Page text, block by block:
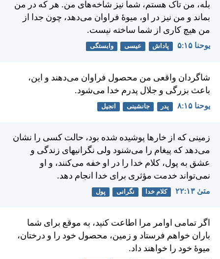
بله، من تاک هستم، شما نيز شاخه‌های من. هر كه در من
بماند و من نيز در او، ميوهٔ فراوان می‌دهد، چون جدا از
من هيچ كاری از شما ساخته نيست.
يوحنا ۱۵:‏۵ پاداش عیسی وابستگی
شاگردان واقعی من محصول فراوان می‌دهند و اين،
باعث بزرگی و جلال پدرم خدا می‌شود.
يوحنا ۱۵:‏۸ پدر جانشینی انجیل
زمينی كه از خارها پوشيده شده بود، حالت كسی را نشان
می‌دهد كه پيغام را می‌شنود ولی نگرانيهای زندگی و
عشق به پول، كلام خدا را در او خفه می‌كنند، و او
نمی‌تواند خدمت مؤثری برای خدا انجام دهد.
متی‌ٰ ۱۳:‏۲۲ کلام خدا نگرانی پول
اگر تمامی اوامر مرا اطاعت كنيد، به موقع برای شما
باران خواهم فرستاد و زمين، محصول خود را و درختان،
ميوهٔ خود را خواهند داد.